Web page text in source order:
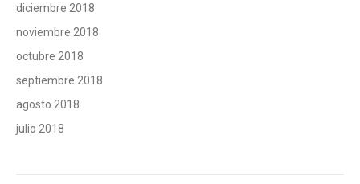
diciembre 2018
noviembre 2018
octubre 2018
septiembre 2018
agosto 2018
julio 2018